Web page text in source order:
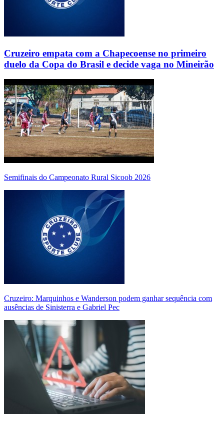
Cruzeiro empata com a Chapecoense no primeiro
duelo da Copa do Brasil e decide vaga no Mineirão
Semifinais do Campeonato Rural Sicoob 2026
Cruzeiro: Marquinhos e Wanderson podem ganhar sequência com
ausências de Sinisterra e Gabriel Pec